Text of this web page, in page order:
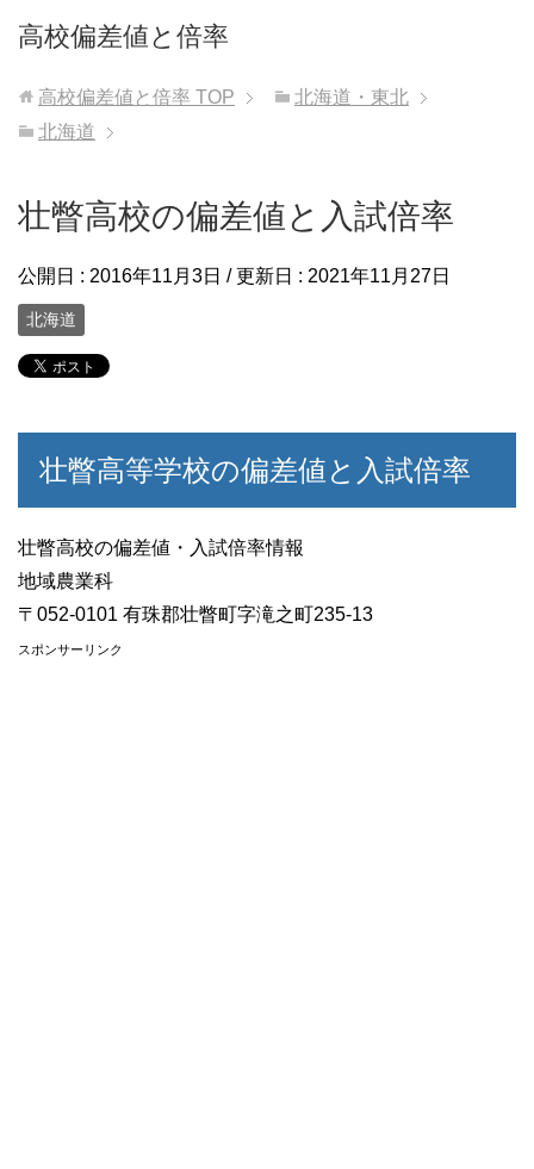
高校偏差値と倍率
高校偏差値と倍率 TOP
北海道・東北
北海道
壮瞥高校の偏差値と入試倍率
公開日 : 2016年11月3日 / 更新日 : 2021年11月27日
北海道
壮瞥高等学校の偏差値と入試倍率
壮瞥高校の偏差値・入試倍率情報
地域農業科
〒052-0101 有珠郡壮瞥町字滝之町235-13
スポンサーリンク